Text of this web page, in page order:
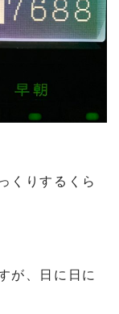
くりするくら
が、日に日に